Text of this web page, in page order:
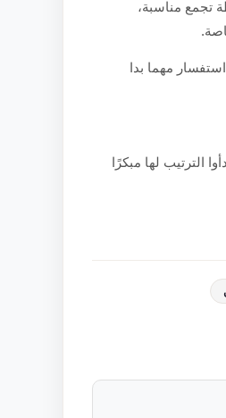
تجمع مناسبة،
مهما بدا
الترتيب لها مبكرًا